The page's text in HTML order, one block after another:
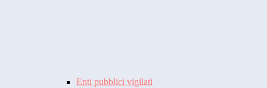
Enti pubblici vigilati